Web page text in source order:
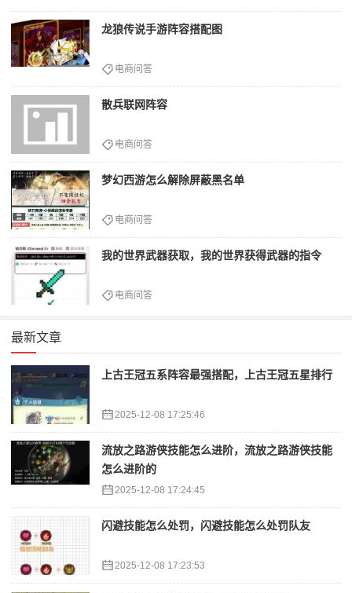
龙狼传说手游阵容搭配图
电商问答
散兵联网阵容
电商问答
梦幻西游怎么解除屏蔽黑名单
电商问答
我的世界武器获取，我的世界获得武器的指令
电商问答
最新文章
上古王冠五系阵容最强搭配，上古王冠五星排行
2025-12-08 17:25:46
流放之路游侠技能怎么进阶，流放之路游侠技能
怎么进阶的
2025-12-08 17:24:45
闪避技能怎么处罚，闪避技能怎么处罚队友
2025-12-08 17:23:53